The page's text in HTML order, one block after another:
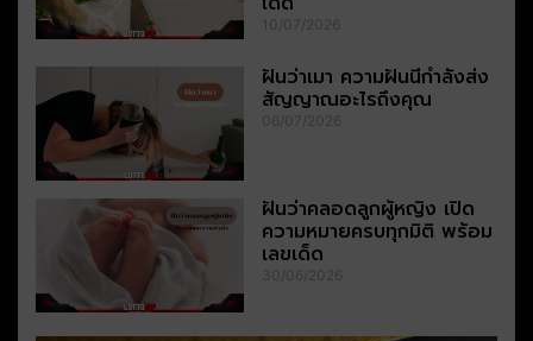
10/07/2026
ฝันว่าเมา ความฝันนี้กำลังส่ง
สัญญาณอะไรถึงคุณ
06/07/2026
ฝันว่าคลอดลูกผู้หญิง เปิด
ความหมายครบทุกมิติ พร้อม
เลขเด็ด
30/06/2026